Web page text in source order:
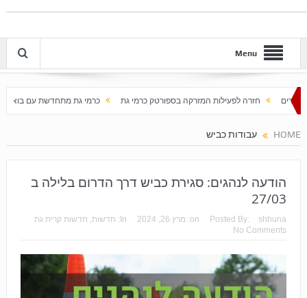
Menu
לפעילות המזרקה בספורטק כרמי גת כרמי גת מתחדשת עם בוא האביב עלייה
HOME עבודות כביש
הודעה לנהגים: סגירת כביש דרך הדרום בלילה ב
27/03
Posted By: shhuna
on: מרץ 26, 2024 In: חדשות, חדשות קרית גת
No Comments